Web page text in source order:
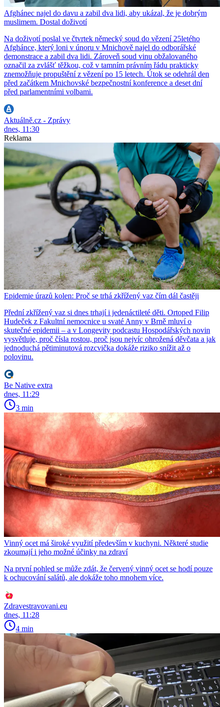
Afghánec najel do davu a zabil dva lidi, aby ukázal, že je dobrým
muslimem. Dostal doživotí
Na doživotí poslal ve čtvrtek německý soud do vězení 25letého
Afghánce, který loni v únoru v Mnichově najel do odborářské
demonstrace a zabil dva lidi. Zároveň soud vinu obžalovaného
označil za zvlášť těžkou, což v tamním právním řádu prakticky
znemožňuje propuštění z vězení po 15 letech. Útok se odehrál den
před začátkem Mnichovské bezpečnostní konference a deset dní
před parlamentními volbami.
Aktuálně.cz - Zprávy
dnes, 11:30
Reklama
Epidemie úrazů kolen: Proč se trhá zkřížený vaz čím dál častěji
Přední zkřížený vaz si dnes trhají i jedenáctileté děti. Ortoped Filip
Hudeček z Fakultní nemocnice u svaté Anny v Brně mluví o
skutečné epidemii – a v Longevity podcastu Hospodářských novin
vysvětluje, proč čísla rostou, proč jsou nejvíc ohrožená děvčata a jak
jednoduchá pětiminutová rozcvička dokáže riziko snížit až o
polovinu.
Be Native extra
dnes, 11:29
3 min
Vinný ocet má široké využití především v kuchyni. Některé studie
zkoumají i jeho možné účinky na zdraví
Na první pohled se může zdát, že červený vinný ocet se hodí pouze
k ochucování salátů, ale dokáže toho mnohem více.
Zdravestravovani.eu
dnes, 11:28
4 min